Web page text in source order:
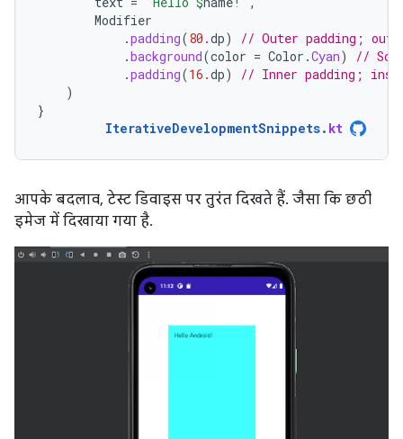
Modifier
.padding(80.dp)
// Outer padding;
.background(color = Color .Cyan)
//
.padding(16.dp)
// Inner padding;
)
}
IterativeDevelopmentSnippets. kt
आपके बदलाव, टेस्ट डिवाइस पर तुरंत दिखते हैं. जैसा कि छठी
इमेज में दिखाया गया है.